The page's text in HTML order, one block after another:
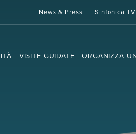
VISITE GUIDATE ORGANIZZA
News & Press Sinfonica TV